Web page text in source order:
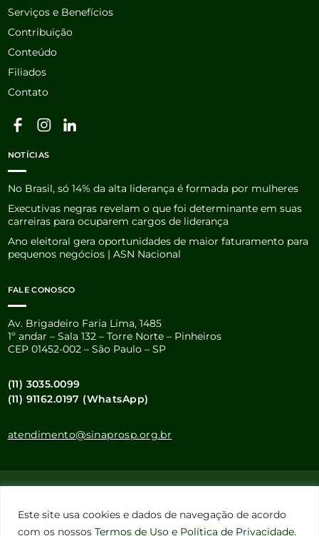
Este site usa cookies e dados de navegação de acordo
com os nossos Termos de Uso e Política de Privacidade.
Serviços e Benefícios
Contribuição
Conteúdo
Filiados
Contato
NOTÍCIAS
No Brasil, só 14% da alta liderança é formada por mulheres
Executivas negras revelam o que foi determinante em suas
carreiras para ocuparem cargos de liderança
Ano eleitoral gera oportunidades de maior faturamento para
pequenos negócios | ASN Nacional
FALE CONOSCO
Av. Brigadeiro Faria Lima, 1485
1º andar – Sala 132 – Torre Norte – Pinheiros
CEP 01452-002 – São Paulo – SP
(11) 3035.0099
(11) 91162.0197 (WhatsApp)
atendimento@sinaprosp.org.br
Termos de Uso e Política de Privacidade.
Configuração de Cookies